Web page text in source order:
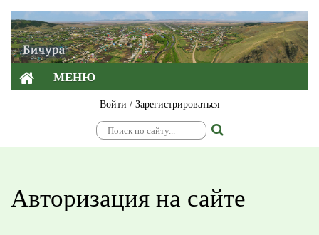
МЕНЮ
Войти / Зарегистрироваться
Авторизация на сайте